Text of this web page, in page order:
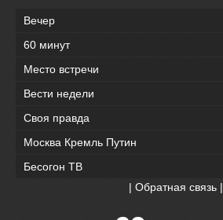
Вечер
60 минут
Место встречи
Вести недели
Своя правда
Москва Кремль Путин
Бесогон ТВ
| Обратная связь |